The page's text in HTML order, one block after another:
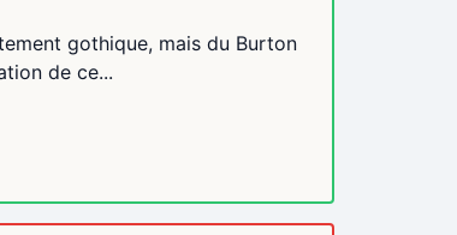
gothique, mais du Burton
de ce...